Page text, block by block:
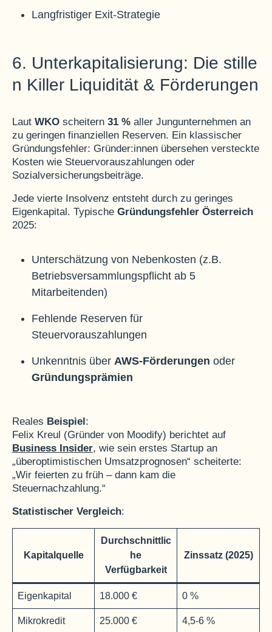
Langfristiger Exit-Strategie
6. Unterkapitalisierung: Die stille
n Killer Liquidität & Förderungen
Laut WKO scheitern 31 % aller Jungunternehmen an
zu geringen finanziellen Reserven. Ein klassischer
Gründungsfehler: Gründer:innen übersehen versteckte
Kosten wie Steuervorauszahlungen oder
Sozialversicherungsbeiträge.
Jede vierte Insolvenz entsteht durch zu geringes
Eigenkapital. Typische Gründungsfehler Österreich
2025:
Unterschätzung von Nebenkosten (z.B.
Betriebsversammlungspflicht ab 5
Mitarbeitenden)
Fehlende Reserven für
Steuervorauszahlungen
Unkenntnis über AWS-Förderungen oder
Gründungsprämien
Reales Beispiel:
Felix Kreul (Gründer von Moodify) berichtet auf
Business Insider, wie sein erstes Startup an
„überoptimistischen Umsatzprognosen“ scheiterte:
„Wir feierten zu früh – dann kam die
Steuernachzahlung.“
Statistischer Vergleich:
Kapitalquelle
Durchschnittlic
he
Verfügbarkeit
Zinssatz (2025)
Eigenkapital 18.000 € 0 %
Mikrokredit 25.000 € 4,5-6 %